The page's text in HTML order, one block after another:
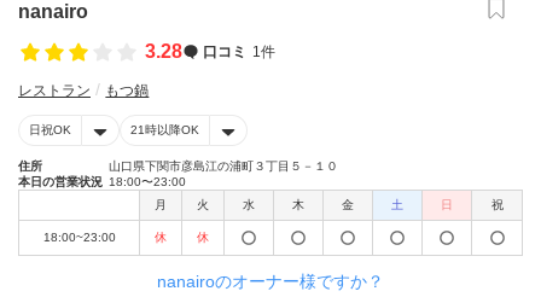
nanairo
3.28
口コミ 1件
レストラン もつ鍋
日祝OK 21時以降OK
住所
山口県下関市彦島江の浦町３丁目５－１０
本日の営業状況 18:00〜23:00
月
火 水 木 金 土 日 祝
18:00~23:00 休 休
nanairoのオーナー様ですか？